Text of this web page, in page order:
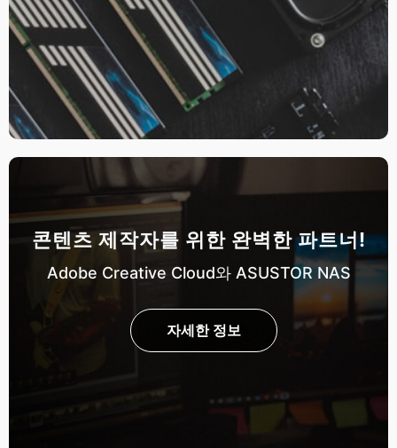
콘텐츠 제작자를 위한 완벽한 파트너!
Adobe Creative Cloud와 ASUSTOR NAS
자세한 정보